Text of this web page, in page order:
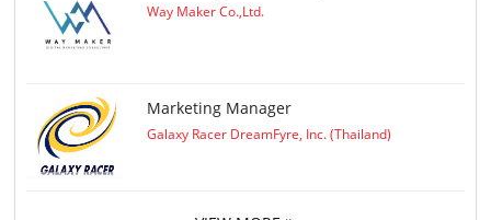
Way Maker Co.,Ltd.
Marketing Manager
Galaxy Racer DreamFyre, Inc. (Thailand)